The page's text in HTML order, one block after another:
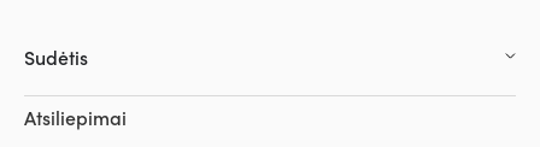
Sudėtis
Atsiliepimai